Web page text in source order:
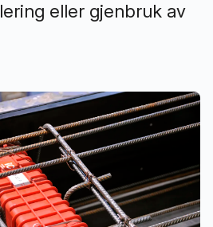
eller gjenbruk av